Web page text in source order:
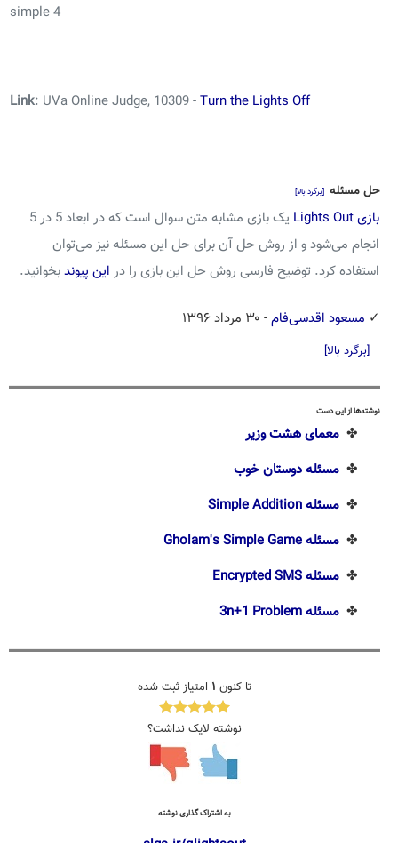
simple 4
Link: UVa Online Judge, 10309 -Turn the Lights Off
حل مسئله [برگرد بالا]
بازی Lights Out
یک بازی مشابه متن سوال است که در ابعاد 5 در 5
انجام می‌شود و از روش حل آن برای حل این مسئله نیز می‌توان
استفاده کرد. توضیح فارسی روش حل این بازی را دراین پیوندبخوانید.
مسعود اقدسی‌فام- ۳۰ مرداد ۱۳۹۶
[برگرد بالا]
نوشته‌ها از این دست
✤معمای هشت وزیر
✤مسئله دوستان خوب
✤مسئله Simple Addition
✤مسئله Gholam's Simple Game
✤مسئله Encrypted SMS
✤مسئله 3n+1 Problem
تا کنون۱امتیاز ثبت شده
نوشته لایک نداشت؟
به اشتراک گذاری نوشته